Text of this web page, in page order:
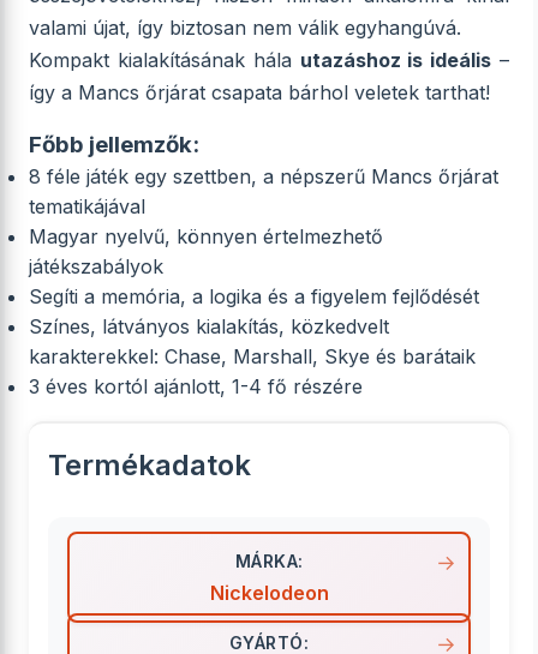
valami újat, így biztosan nem válik egyhangúvá.
Kompakt kialakításának hála utazáshoz is ideális –
így a Mancs őrjárat csapata bárhol veletek tarthat!
Főbb jellemzők:
8 féle játék egy szettben, a népszerű Mancs őrjárat
tematikájával
Magyar nyelvű, könnyen értelmezhető
játékszabályok
Segíti a memória, a logika és a figyelem fejlődését
Színes, látványos kialakítás, közkedvelt
karakterekkel: Chase, Marshall, Skye és barátaik
3 éves kortól ajánlott, 1-4 fő részére
Termékadatok
MÁRKA:
Nickelodeon
GYÁRTÓ: